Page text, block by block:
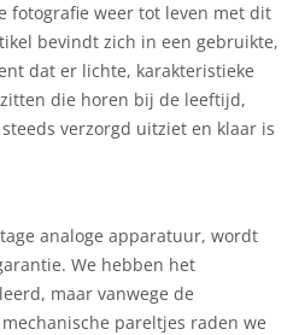
fotografie weer tot leven met dit
bevindt zich in een gebruikte,
dat er lichte, karakteristieke
die horen bij de leeftijd,
verzorgd uitziet en klaar is
analoge apparatuur, wordt
We hebben het
maar vanwege de
pareltjes raden we